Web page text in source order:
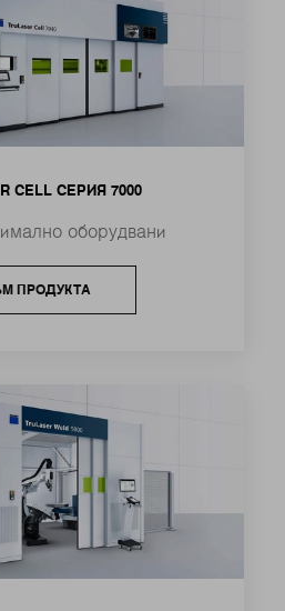
CELL СЕРИЯ 7000
оборудвани
ПРОДУКТА